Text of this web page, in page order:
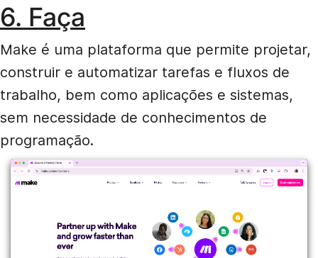
6. Faça
Make é uma plataforma que permite projetar,
construir e automatizar tarefas e fluxos de
trabalho, bem como aplicações e sistemas,
sem necessidade de conhecimentos de
programação.